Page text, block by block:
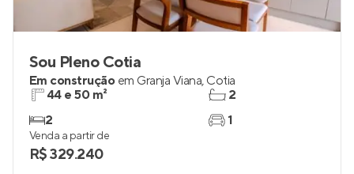
Sou Pleno Cotia
Em construção em Granja Viana, Cotia
44 e 50 m²
2
2
1
Venda a partir de
R$ 329.240